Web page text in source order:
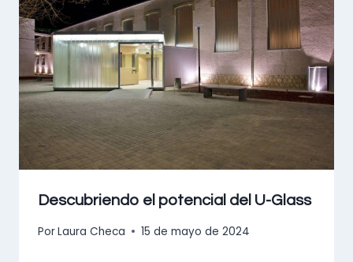
Descubriendo el potencial del U-Glass
PorLaura Checa 15 de mayo de 2024